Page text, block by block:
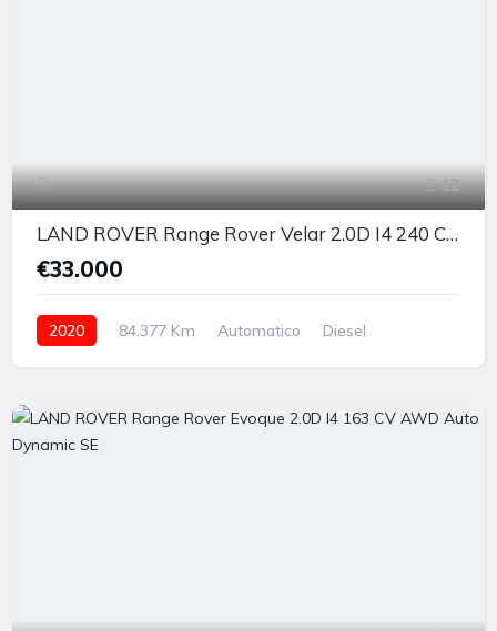
12
LAND ROVER Range Rover Velar 2.0D I4 240 CV R-Dynamic
€33.000
2020 84.377 Km Automatico
Diesel